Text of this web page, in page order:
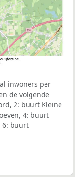
inwoners per
de volgende
2: buurt Kleine
4: buurt
6: buurt